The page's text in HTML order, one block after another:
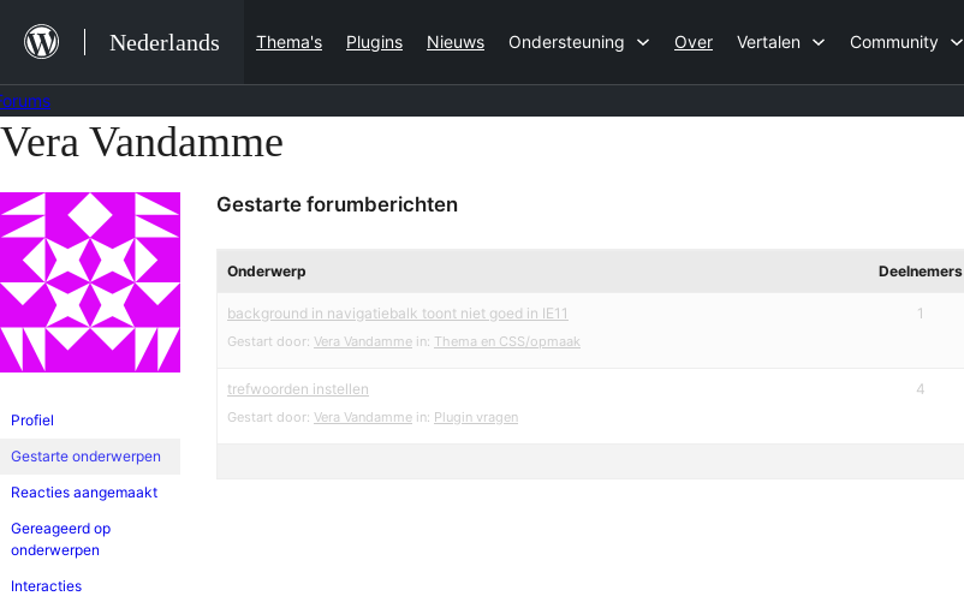
naar
de
inhoud
Nederlands Thema's Plugins Nieuws Ondersteuning Over Vertalen Community
Ga
de
inhoud
Vera Vandamme
Profiel
Gestarte onderwerpen
Reacties aangemaakt
Gereageerd op
onderwerpen
Interacties
Gestarte forumberichten
Onderwerp Deelnemers
background in navigatiebalk toont niet goed in IE11
Gestart door: Vera Vandamme in: Thema en CSS/opmaak
1
trefwoorden instellen
Gestart door: Vera Vandamme in: Plugin vragen
4